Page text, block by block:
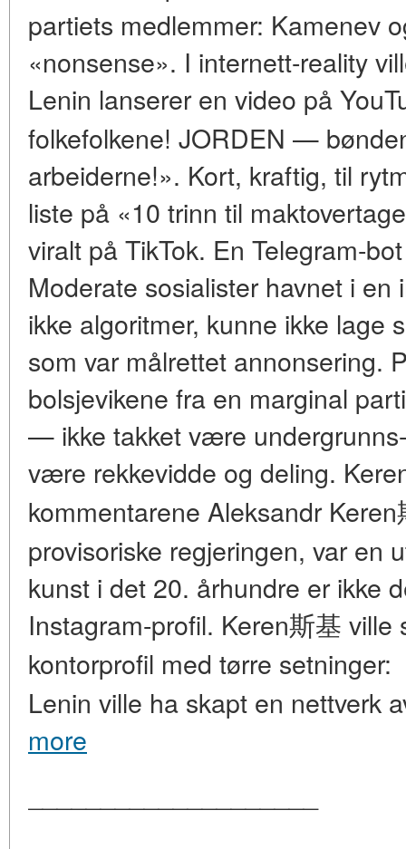
partiets medlemmer: Kamenev
«nonsense». I internett-reality
Lenin lanserer en video på
folkefolkene! JORDEN —
arbeiderne!». Kort, kraftig, til
liste på «10 trinn til
viralt på TikTok. En Telegram-
Moderate sosialister havnet i
ikke algoritmer, kunne ikke lage
som var målrettet annonsering.
bolsjevikene fra en marginal
— ikke takket være
være rekkevidde og deling.
kommentarene Aleksandr
provisoriske regjeringen, var en
kunst i det 20. århundre er ikke
Instagram-profil. Keren斯基
kontorprofil med tørre
Lenin ville ha skapt en nettverk
more